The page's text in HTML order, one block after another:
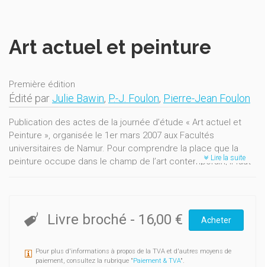
Art actuel et peinture
Première édition
Édité par Julie Bawin, P.-J. Foulon, Pierre-Jean Foulon
Publication des actes de la journée d’étude « Art actuel et
Peinture », organisée le 1er mars 2007 aux Facultés
universitaires de Namur. Pour comprendre la place que la
peinture occupe dans le champ de l’art contemporain, il faut
Mise à l’épreuve, la peinture s’est vue détrônée et la thèse de
la mort de la peinture n’a cessé d’être avancée pendant tout
programmée, la pratique de la peinture ne s’est à aucun
Lire la suite
Livre broché - 16,00 € Acheter
Pour plus d'informations à propos de la TVA et d'autres moyens de
paiement, consultez la rubrique "Paiement & TVA".